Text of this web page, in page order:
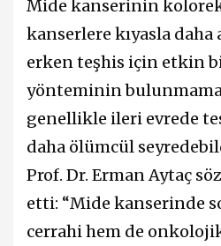
Mide kanserinin
kanserlere kıyasla daha
erken teşhis için etkin
yönteminin
genellikle ileri evrede
daha ölümcül
Prof. Dr. Erman Aytaç
etti: “Mide kanserinde
cerrahi hem de